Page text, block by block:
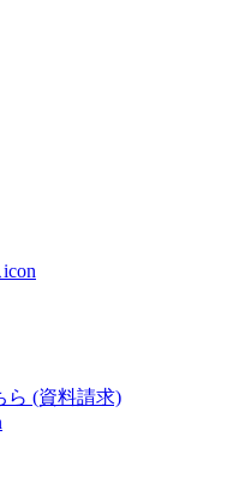
ら (資料請求)